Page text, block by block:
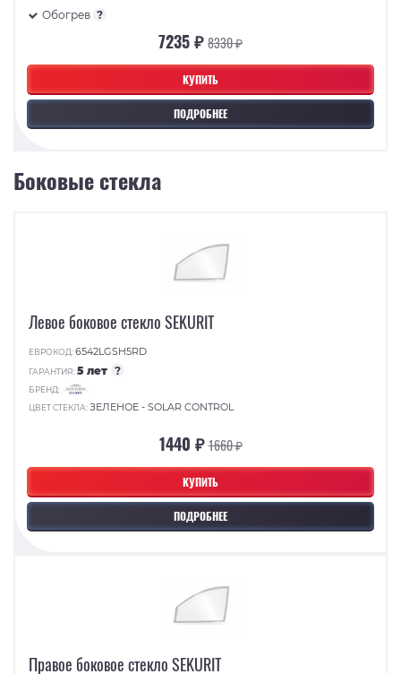
КУПИТЬ
ПОДРОБНЕЕ
Обогрев ?
7235 ₽8330 ₽
Боковые стекла
КУПИТЬ
ПОДРОБНЕЕ
Левое боковое стекло SEKURIT
ЕВРОКОД:6542LGSH5RD
ГАРАНТИЯ:5 лет ?
БРЕНД:
ЦВЕТ СТЕКЛА:ЗЕЛЕНОЕ - SOLAR CONTROL
1440 ₽1660 ₽
Правое боковое стекло SEKURIT